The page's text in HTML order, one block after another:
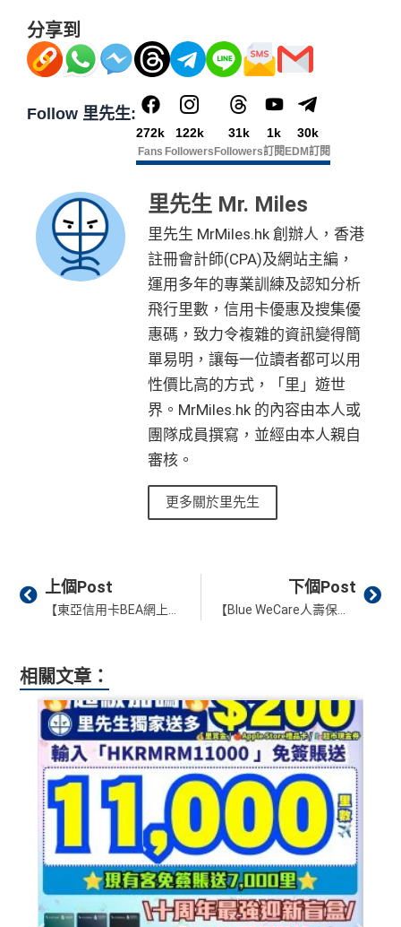
分享到
Follow 里先生:
272k
Fans
122k
Followers
31k
Followers
1k
訂閱
30k
EDM訂閱
里先生 Mr. Miles
里先生 MrMiles.hk 創辦人，香港
註冊會計師(CPA)及網站主編，
運用多年的專業訓練及認知分析
飛行里數，信用卡優惠及搜集優
惠碼，致力令複雜的資訊變得簡
單易明，讓每一位讀者都可以用
性價比高的方式，「里」遊世
界。MrMiles.hk 的內容由本人或
團隊成員撰寫，並經由本人親自
審核。
更多關於里先生
Prev
上個Post 下個Post
【Blue WeCare人壽保障】10月限時優惠 投保WeCare 首年投保定期保障計劃2保費只需HK$10 保障額為HK$25萬
相關文章：